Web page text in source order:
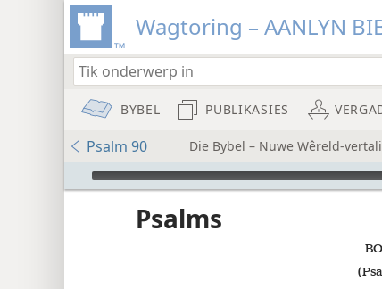
Wagtoring – AANLYN
BYBEL PUBLIKASIES
Psalm 90 Die Bybel – Nuwe Wêreld-
Audio Player
Psalms